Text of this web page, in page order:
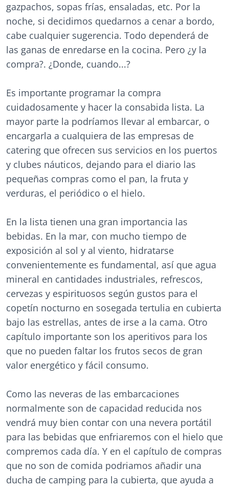
gazpachos, sopas frías, ensaladas, etc. Por la
noche, si decidimos quedarnos a cenar a bordo,
cabe cualquier sugerencia. Todo dependerá de
las ganas de enredarse en la cocina. Pero ¿y la
compra?. ¿Donde, cuando...?
Es importante programar la compra
cuidadosamente y hacer la consabida lista. La
mayor parte la podríamos llevar al embarcar, o
encargarla a cualquiera de las empresas de
catering que ofrecen sus servicios en los puertos
y clubes náuticos, dejando para el diario las
pequeñas compras como el pan, la fruta y
verduras, el periódico o el hielo.
En la lista tienen una gran importancia las
bebidas. En la mar, con mucho tiempo de
exposición al sol y al viento, hidratarse
convenientemente es fundamental, así que agua
mineral en cantidades industriales, refrescos,
cervezas y espirituosos según gustos para el
copetín nocturno en sosegada tertulia en cubierta
bajo las estrellas, antes de irse a la cama. Otro
capítulo importante son los aperitivos para los
que no pueden faltar los frutos secos de gran
valor energético y fácil consumo.
Como las neveras de las embarcaciones
normalmente son de capacidad reducida nos
vendrá muy bien contar con una nevera portátil
para las bebidas que enfriaremos con el hielo que
compremos cada día. Y en el capítulo de compras
que no son de comida podriamos añadir una
ducha de camping para la cubierta, que ayuda a